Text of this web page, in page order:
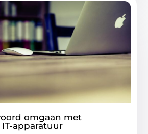
omgaan met
apparatuur